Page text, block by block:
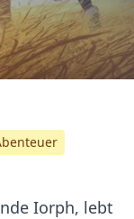
Iorph, lebt